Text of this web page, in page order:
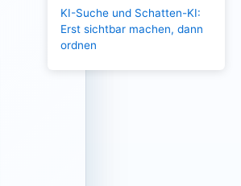
KI-Suche und Schatten-KI:
Erst sichtbar machen, dann
ordnen